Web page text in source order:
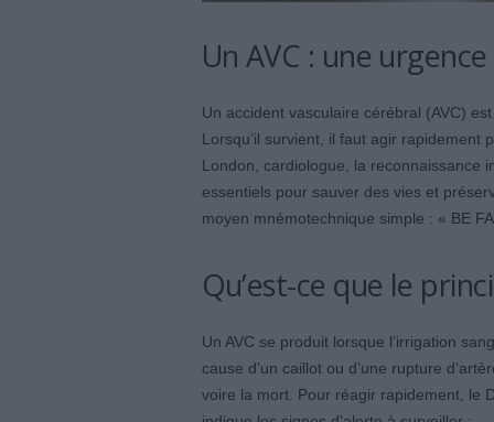
Un AVC : une
Un accident vasculaire cérébral (AVC)
Lorsqu’il survient, il faut agir rapidement
London, cardiologue, la reconnaissance
essentiels pour sauver des vies et
moyen mnémotechnique simple : « BE
Qu’est-ce que le
Un AVC se produit lorsque l’irrigation
cause d’un caillot ou d’une rupture
voire la mort. Pour réagir rapidement, le